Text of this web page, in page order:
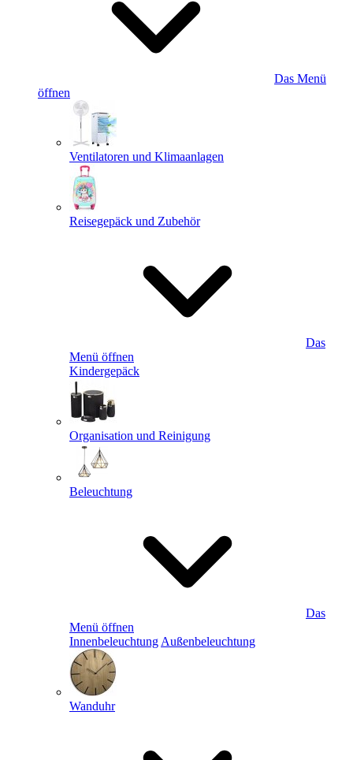
Das Menü
öffnen
Ventilatoren und Klimaanlagen
Reisegepäck und Zubehör
Das
Menü öffnen
Kindergepäck
Organisation und Reinigung
Beleuchtung
Das
Menü öffnen
Innenbeleuchtung Außenbeleuchtung
Wanduhr